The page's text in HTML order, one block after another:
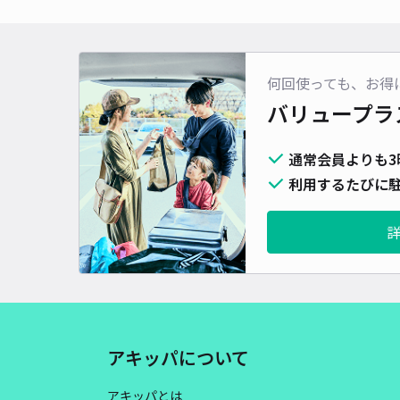
何回使っても、お得
バリュープ
通常会員よりも
利用するたびに
アキッパについて
アキッパとは